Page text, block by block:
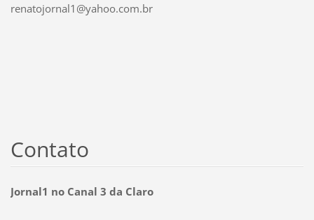
renatojornal1@yahoo.com.br
Contato
Jornal1 no Canal 3 da Claro